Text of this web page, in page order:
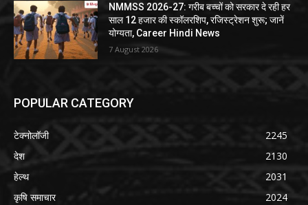
NMMSS 2026-27: गरीब बच्चों को सरकार दे रही हर
साल 12 हजार की स्कॉलरशिप, रजिस्ट्रेशन शुरू; जानें
योग्यता, Career Hindi News
7 August 2026
POPULAR CATEGORY
टेक्नोलॉजी
2245
देश
2130
हेल्थ
2031
कृषि समाचार
2024